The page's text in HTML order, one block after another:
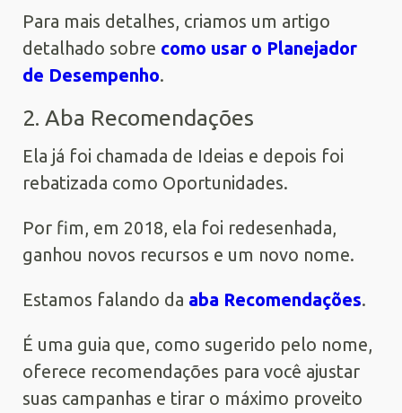
Para mais detalhes, criamos um artigo
detalhado sobre como usar o Planejador
de Desempenho.
2. Aba Recomendações
Ela já foi chamada de Ideias e depois foi
rebatizada como Oportunidades.
Por fim, em 2018, ela foi redesenhada,
ganhou novos recursos e um novo nome.
Estamos falando da aba Recomendações.
É uma guia que, como sugerido pelo nome,
oferece recomendações para você ajustar
suas campanhas e tirar o máximo proveito